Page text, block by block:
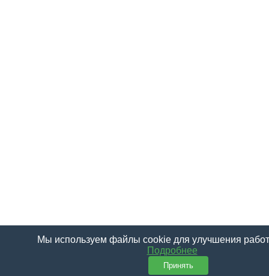
Мы используем файлы cookie для улучшения
Подробнее
Принять